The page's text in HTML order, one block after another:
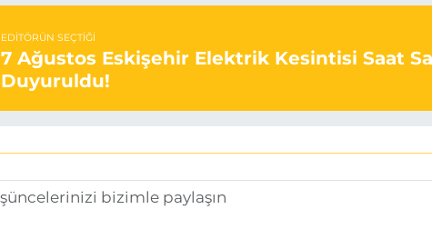
EDITÖRÜN SEÇTIĞI
7 Ağustos Eskişehir Elektrik Kesintisi Saat
Duyuruldu!